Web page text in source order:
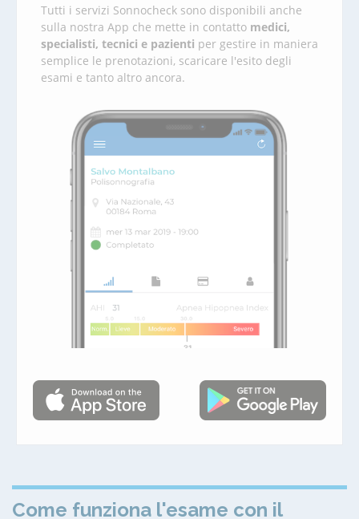
Tutti i servizi Sonnocheck sono disponibili anche
sulla nostra App che mette in contatto medici,
specialisti, tecnici e pazienti per gestire in maniera
semplice le prenotazioni, scaricare l'esito degli
esami e tanto altro ancora.
Come funziona l'esame con il